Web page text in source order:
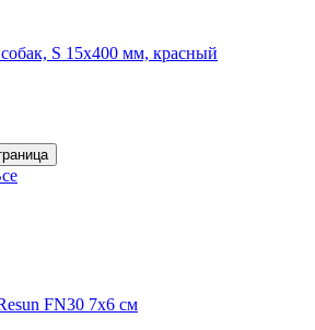
S 15х400 мм, красный
FN30 7х6 см